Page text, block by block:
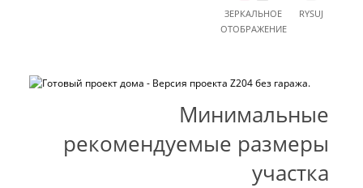
ЗЕРКАЛЬНОЕ
ОТОБРАЖЕНИЕ
RYSUJ
Минимальные
рекомендуемые размеры
участка